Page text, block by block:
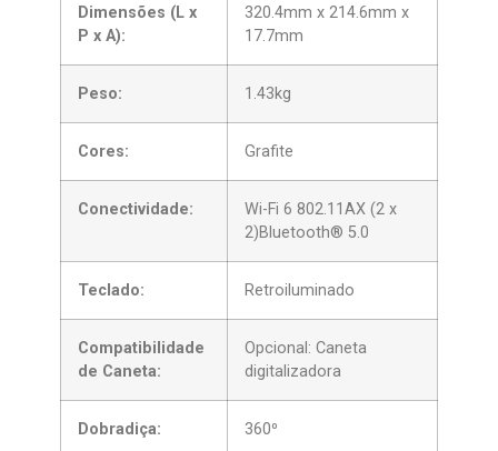
Dimensões (L x
P x A):
320.4mm x 214.6mm x
17.7mm
Peso: 1.43kg
Cores: Grafite
Conectividade:
Wi-Fi 6 802.11AX (2 x
2)Bluetooth® 5.0
Teclado: Retroiluminado
Compatibilidade
de Caneta:
Opcional: Caneta
digitalizadora
Dobradiça: 360⁰